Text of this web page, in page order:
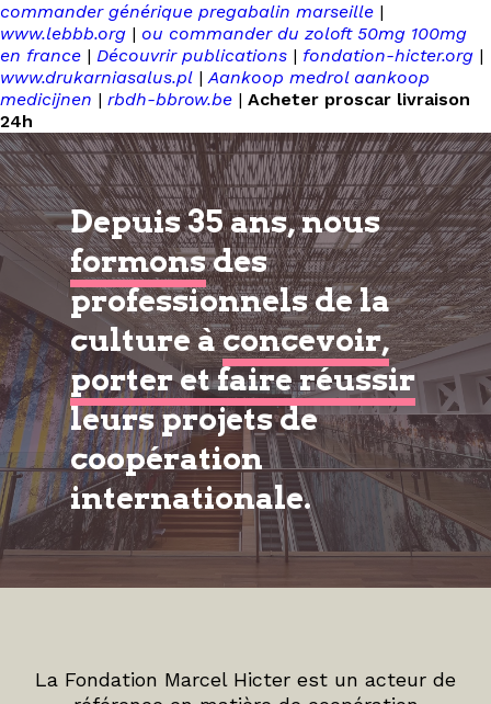
commander générique pregabalin marseille |
www.lebbb.org | ou commander du zoloft 50mg 100mg
en france | Découvrir publications | fondation-hicter.org |
www.drukarniasalus.pl |Aankoop medrol aankoop
medicijnen | rbdh-bbrow.be | Acheter proscar livraison
24h
Depuis 35 ans, nous
formonsdes
professionnels de la
culture àconcevoir,
porter et faire réussir
leurs projets de
coopération
internationale.
La Fondation Marcel Hicter est un acteur de